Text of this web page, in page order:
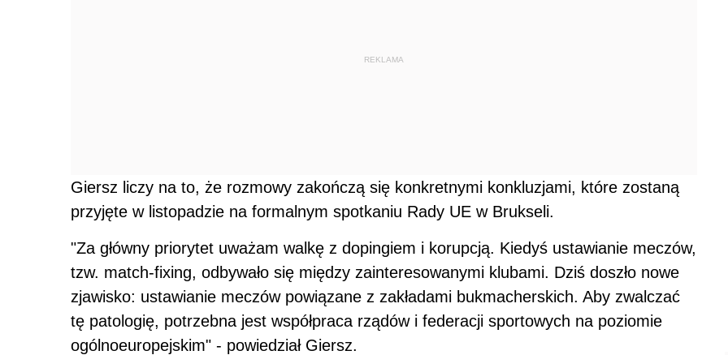
REKLAMA
Giersz liczy na to, że rozmowy zakończą się konkretnymi konkluzjami, które zostaną
przyjęte w listopadzie na formalnym spotkaniu Rady UE w Brukseli.
"Za główny priorytet uważam walkę z dopingiem i korupcją. Kiedyś ustawianie meczów,
tzw. match-fixing, odbywało się między zainteresowanymi klubami. Dziś doszło nowe
zjawisko: ustawianie meczów powiązane z zakładami bukmacherskich. Aby zwalczać
tę patologię, potrzebna jest współpraca rządów i federacji sportowych na poziomie
ogólnoeuropejskim" - powiedział Giersz.